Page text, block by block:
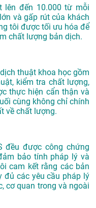
lên đến 10.000 từ mỗi
và gấp rút của khách
tôi được tối ưu hóa để
chất lượng bản dịch.
thuật khoa học gồm
kiểm tra chất lượng,
thực hiện cẩn thận và
cùng không chỉ chính
về chất lượng.
đều được công chứng
bảo tính pháp lý và
cam kết rằng các bản
đủ các yêu cầu pháp lý
cơ quan trong và ngoài